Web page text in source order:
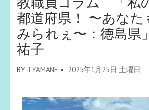
を
押
す)
都道府県！ 〜あなた
みられぇ〜：徳島
祐子
BY TYAMANE 2025年1月25日 土曜日